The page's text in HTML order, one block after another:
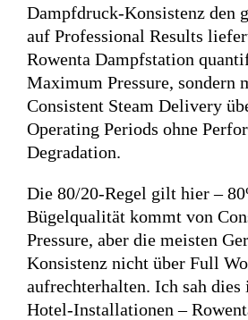
Dampfdruck-Konsistenz den
auf Professional Results
Rowenta Dampfstation
Maximum Pressure, sondern
Consistent Steam Delivery
Operating Periods ohne
Degradation.
Die 80/20-Regel gilt hier –
Bügelqualität kommt von
Pressure, aber die meisten
Konsistenz nicht über Full
aufrechterhalten. Ich sah dies
Hotel-Installationen –